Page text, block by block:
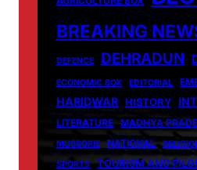
BREAKING
DEFENCE DEHRADUN
ECONOMIC BOX EDITORIAL
HARIDWAR HISTORY
LITERATURE MADHYA
MUSSORIE NATIONAL
SPORTS
TOURISM AND